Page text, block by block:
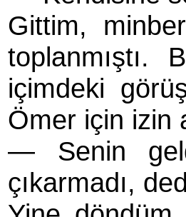
Gittim,
toplanmıştı.
içimdeki
Ömer için izin
— Senin
çıkarmadı,